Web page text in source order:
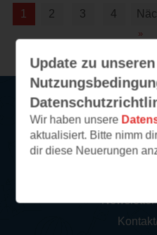
1 2 3 4
»
Update zu unseren
Wir haben unsere
aktualisiert. Bitte nimm
dir diese Neuerungen
So